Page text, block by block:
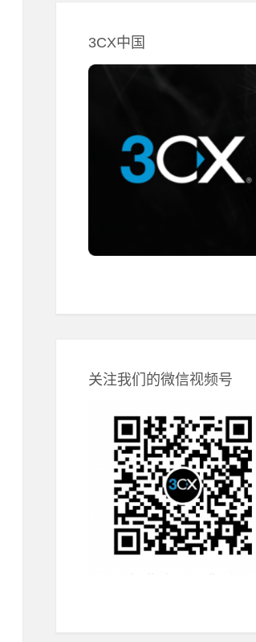
3CX中国
关注我们的微信视频号